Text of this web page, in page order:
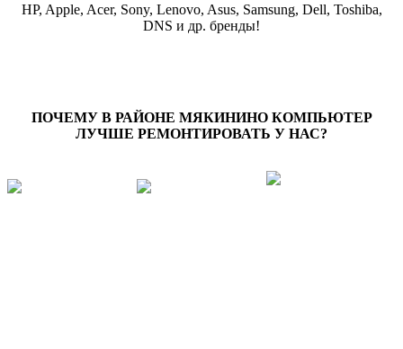
HP, Apple, Acer, Sony, Lenovo, Asus, Samsung, Dell, Toshiba,
DNS и др. бренды!
ПОЧЕМУ В РАЙОНЕ МЯКИНИНО КОМПЬЮТЕР
ЛУЧШЕ РЕМОНТИРОВАТЬ У НАС?